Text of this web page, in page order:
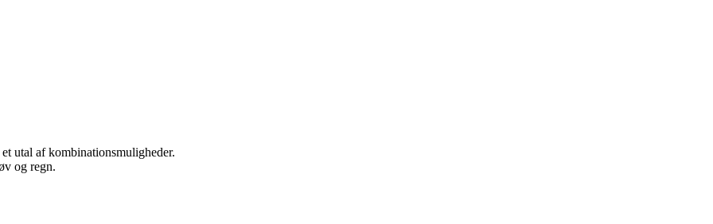
utal af kombinationsmuligheder.
og regn.